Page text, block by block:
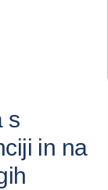
s
in na